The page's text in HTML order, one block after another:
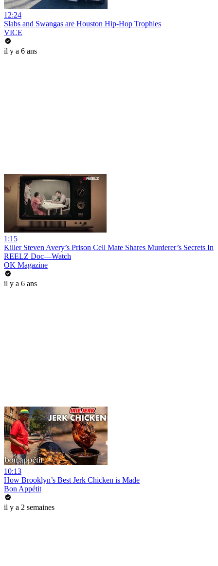
12:24
Slabs and Swangas are Houston Hip-Hop Trophies
VICE
il y a 6 ans
1:15
Killer Steven Avery’s Prison Cell Mate Shares Murderer’s Secrets In
REELZ Doc—Watch
OK Magazine
il y a 6 ans
10:13
How Brooklyn’s Best Jerk Chicken is Made
Bon Appétit
il y a 2 semaines